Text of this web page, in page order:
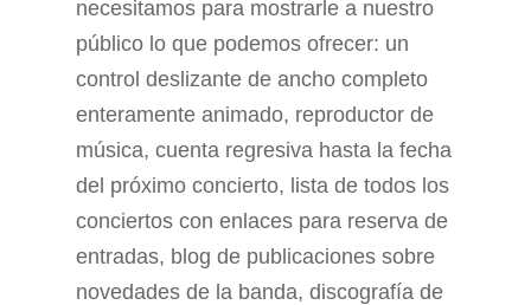
necesitamos para mostrarle a nuestro
público lo que podemos ofrecer: un
control deslizante de ancho completo
enteramente animado, reproductor de
música, cuenta regresiva hasta la fecha
del próximo concierto, lista de todos los
conciertos con enlaces para reserva de
entradas, blog de publicaciones sobre
novedades de la banda, discografía de